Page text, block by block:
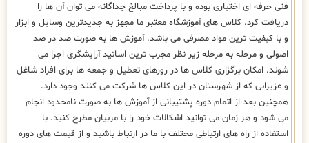
فنی حرفه ای اختیاری بوده و با پرداخت مبالغ جداگانه می توان آن ها را
دریافت کرد. کلاس های آموزشگاه معتبر ما مجهز به جدیدترین وسایل و ابزار
و با کیفیت ترین مواد مصرفی می باشد. آموزش ها به صورت صد در صد
اصولی و مرحله به مرحله زیر نظر مجرب ترین اساتید آرایشگری اجرا می
شوند. امکان برگزاری کلاس ها در روزهای تعطیل و جمعه ها برای افراد شاغل
و عزیزانی که از شهرستان در این کلاس ها شرکت می کنند وجود دارد.
همچنین بعد از اتمام دوره پشتیبانی از آموزش ها به صورت نامحدود انجام
می شود و هر زمان می توانید اشکالات خود را با مربیان مطرح کنید. با
استفاده از راه های ارتباطی مختلف با ما در ارتباط باشید و از قیمت های دوره